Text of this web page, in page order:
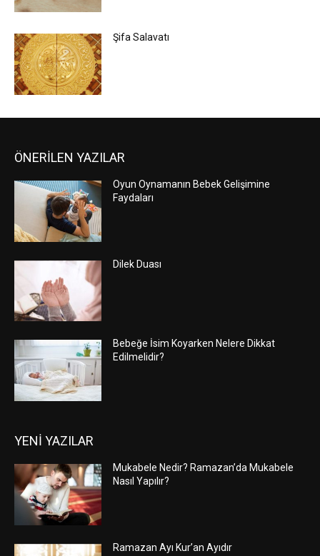
Şifa Salavatı
ÖNERİLEN YAZILAR
Oyun Oynamanın Bebek Gelişimine
Faydaları
Dilek Duası
Bebeğe İsim Koyarken Nelere Dikkat
Edilmelidir?
YENİ YAZILAR
Mukabele Nedir? Ramazan’da Mukabele
Nasıl Yapılır?
Ramazan Ayı Kur’an Ayıdır